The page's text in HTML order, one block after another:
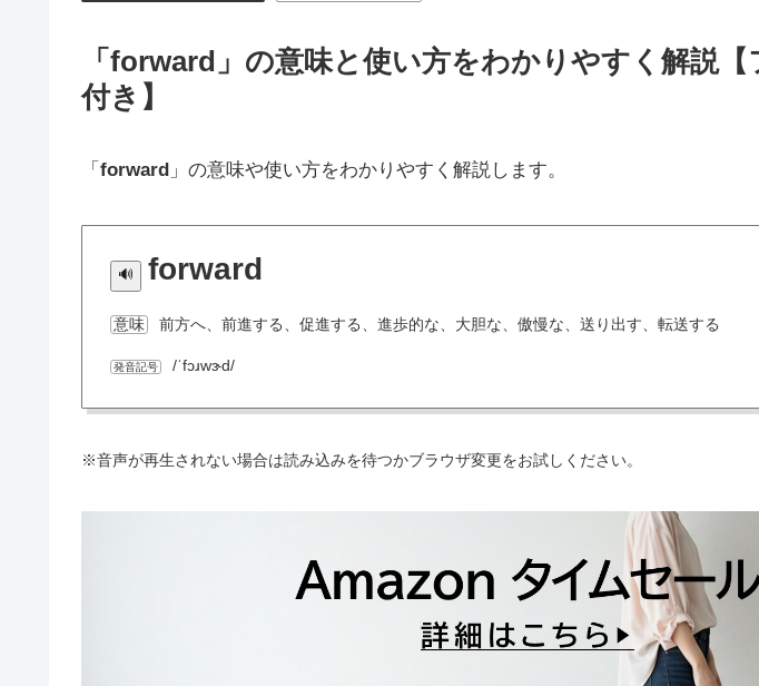
「forward」の意味と使い方をわかりやすく解説
付き】
「 forward 」の意味や使い方をわかりやすく解説します。
forward
意味 前方へ、前進する、促進する、進歩的な、大胆な、傲慢な、送り出す、転送する
発音記号 /ˈfɔɹwɝd/
※音声が再生されない場合は読み込みを待つかブラウザ変更をお試しください。